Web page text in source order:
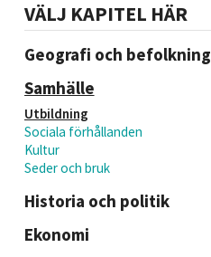
VÄLJ KAPITEL HÄR
Geografi och befolkning
Samhälle
Utbildning
Sociala förhållanden
Kultur
Seder och bruk
Historia och politik
Ekonomi